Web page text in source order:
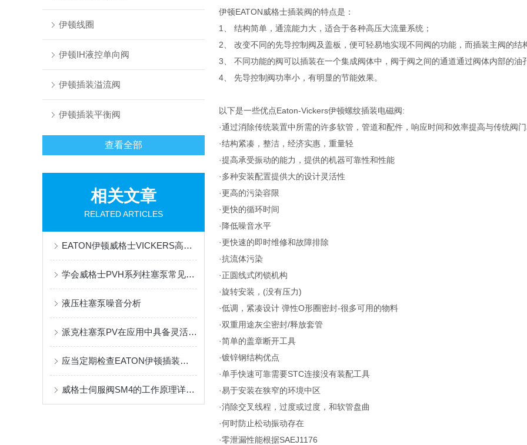
伊顿线圈
伊顿IH液控单向阀
伊顿插装溢流阀
伊顿插装平衡阀
查看全部
相关文章
RELATED ARTICLES
EATON伊顿威格士VICKERS高压比利柱塞泵PVXS工作原理
学会威格士PVH系列柱塞泵常见故障排除，既省心又省钱
液压柱塞泵噪音分析
派克柱塞泵PV在应用中具备灵活性和多样化的选择
应当定期检查EATON伊顿插装阀的密封性能和松紧度
威格士伺服阀SM4的工作原理详细分析
伊顿EATON威格士插装阀的特点是：
1、 结构简单，通流能力大，适合于各种高压大流量系统；
2、 改变不同的先导控制阀及盖板，便可轻易地实现不同阀的功能，而插装主阀的结
3、 不同功能的阀可以插装在一个集成阀体中，阀于阀之间的通道通过阀体内部的
4、 先导控制阀功率小，有明显的节能效果。
以下是一些优点Eaton-Vickers伊顿螺纹插装电磁阀:
·通过消除传统装置中所需的许多软管，管道和配件，响应时间和效率提高与传统阀
·结构紧凑，整洁，经济实惠，重量轻
·提高承受振动的能力，提供的机器可靠性和性能
·多种安装配置提供大的设计灵活性
·更高的污染容限
·更快的循环时间
·降低噪音水平
·更快速的即时维修和故障排除
·抗流体污染
·正圆线式闭锁机构
·旋转安装，(没有压力)
·低调，紧凑设计 弹性O形圈密封-很多可用的物料
·双重用途灰尘密封/释放套管
·简单的盖章断开工具
·镀锌钢结构优点
·单手快速可靠需要STC连接没有装配工具
·易于安装在狭窄的环境中区
·消除交叉线程，过度或过度，和软管盘曲
·何时防止松动振动存在
·零泄漏性能根据SAEJ1176